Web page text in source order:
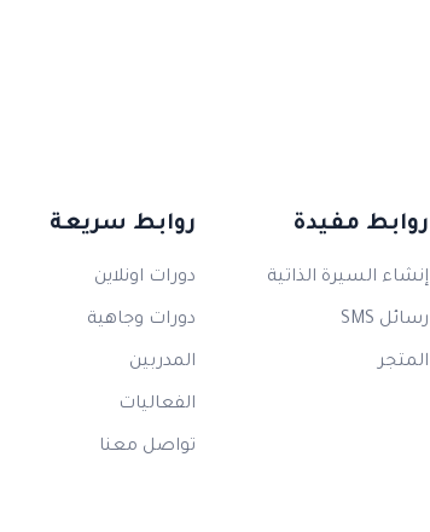
روابط مفيدة
إنشاء السيرة الذاتية
رسائل SMS
المتجر
روابط سريعة
دورات اونلاين
دورات وجاهية
المدربين
الفعاليات
تواصل معنا